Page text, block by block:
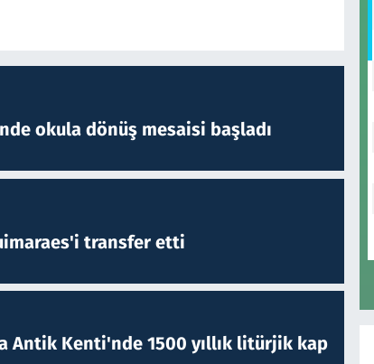
okula dönüş mesaisi başladı
transfer etti
Antik Kenti'nde 1500 yıllık litürjik kap